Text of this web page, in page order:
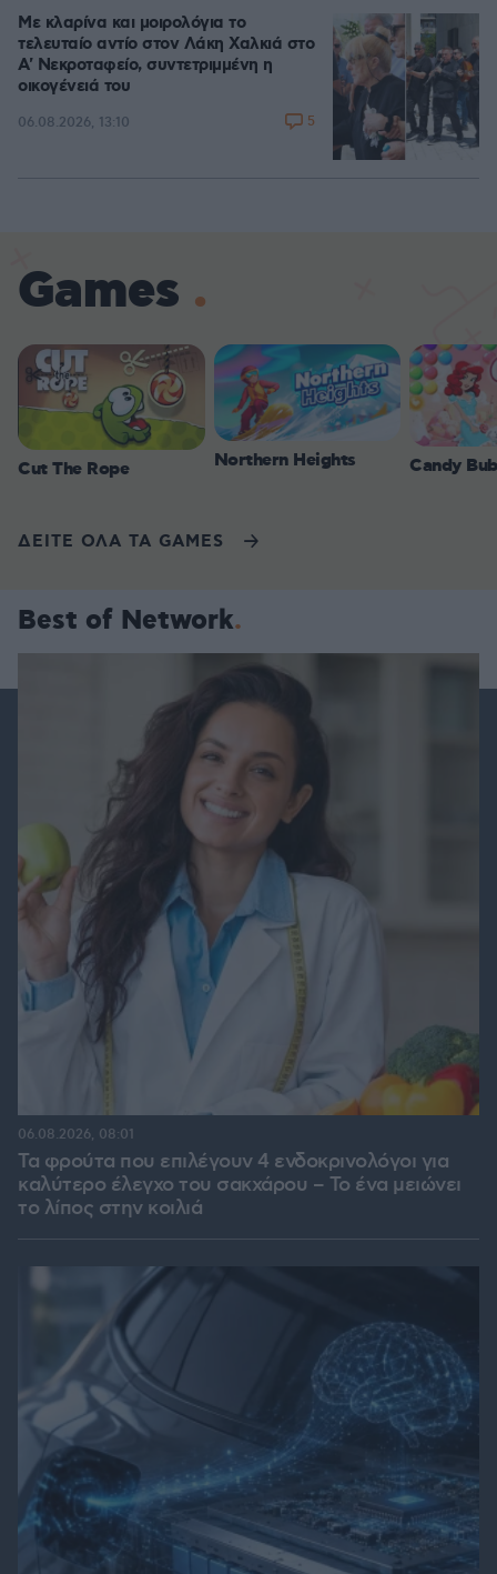
Με κλαρίνα και μοιρολόγια το
τελευταίο αντίο στον Λάκη Χαλκιά στο
A' Νεκροταφείο, συντετριμμένη η
οικογένειά του
06.08.2026, 13:10 5
Games
Cut The Rope Northern Heights Candy
ΔΕΙΤΕ ΟΛΑ ΤΑ GAMES
Best of Network
Τα φρούτα που επιλέγουν 4 ενδοκρινολόγοι για
καλύτερο έλεγχο του σακχάρου – Το ένα μειώνει
το λίπος στην κοιλιά
06.08.2026, 08:01